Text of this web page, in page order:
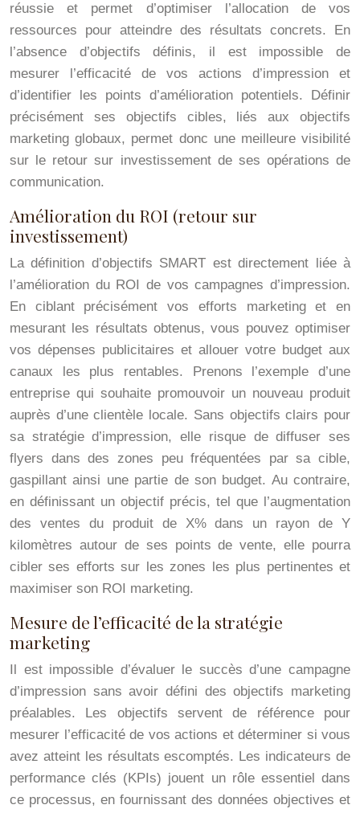
réussie et permet d’optimiser l’allocation de vos
ressources pour atteindre des résultats concrets. En
l’absence d’objectifs définis, il est impossible de
mesurer l’efficacité de vos actions d’impression et
d’identifier les points d’amélioration potentiels. Définir
précisément ses objectifs cibles, liés aux objectifs
marketing globaux, permet donc une meilleure visibilité
sur le retour sur investissement de ses opérations de
communication.
Amélioration du ROI (retour sur
investissement)
La définition d’objectifs SMART est directement liée à
l’amélioration du ROI de vos campagnes d’impression.
En ciblant précisément vos efforts marketing et en
mesurant les résultats obtenus, vous pouvez optimiser
vos dépenses publicitaires et allouer votre budget aux
canaux les plus rentables. Prenons l’exemple d’une
entreprise qui souhaite promouvoir un nouveau produit
auprès d’une clientèle locale. Sans objectifs clairs pour
sa stratégie d’impression, elle risque de diffuser ses
flyers dans des zones peu fréquentées par sa cible,
gaspillant ainsi une partie de son budget. Au contraire,
en définissant un objectif précis, tel que l’augmentation
des ventes du produit de X% dans un rayon de Y
kilomètres autour de ses points de vente, elle pourra
cibler ses efforts sur les zones les plus pertinentes et
maximiser son ROI marketing.
Mesure de l’efficacité de la stratégie
marketing
Il est impossible d’évaluer le succès d’une campagne
d’impression sans avoir défini des objectifs marketing
préalables. Les objectifs servent de référence pour
mesurer l’efficacité de vos actions et déterminer si vous
avez atteint les résultats escomptés. Les indicateurs de
performance clés (KPIs) jouent un rôle essentiel dans
ce processus, en fournissant des données objectives et